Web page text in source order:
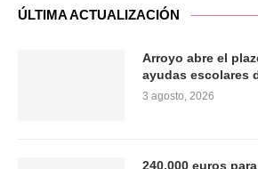
ÚLTIMA ACTUALIZACIÓN
Arroyo abre el
ayudas escolares
3 agosto, 2026
240.000 euros